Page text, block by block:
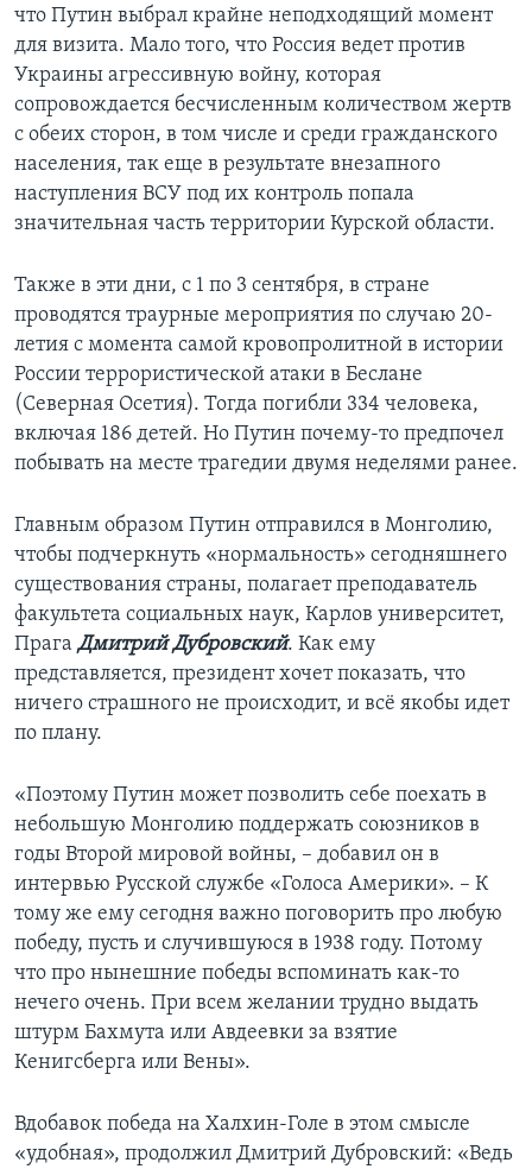
что Путин выбрал крайне неподходящий момент
для визита. Мало того, что Россия ведет против
Украины агрессивную войну, которая
сопровождается бесчисленным количеством жертв
с обеих сторон, в том числе и среди гражданского
населения, так еще в результате внезапного
наступления ВСУ под их контроль попала
значительная часть территории Курской области.
Также в эти дни, с 1 по 3 сентября, в стране
проводятся траурные мероприятия по случаю 20-
летия с момента самой кровопролитной в истории
России террористической атаки в Беслане
(Северная Осетия). Тогда погибли 334 человека,
включая 186 детей. Но Путин почему-то предпочел
побывать на месте трагедии двумя неделями ранее.
Главным образом Путин отправился в Монголию,
чтобы подчеркнуть «нормальность» сегодняшнего
существования страны, полагает преподаватель
факультета социальных наук, Карлов университет,
Прага Дмитрий Дубровский. Как ему
представляется, президент хочет показать, что
ничего страшного не происходит, и всё якобы идет
по плану.
«Поэтому Путин может позволить себе поехать в
небольшую Монголию поддержать союзников в
годы Второй мировой войны, – добавил он в
интервью Русской службе «Голоса Америки». – К
тому же ему сегодня важно поговорить про любую
победу, пусть и случившуюся в 1938 году. Потому
что про нынешние победы вспоминать как-то
нечего очень. При всем желании трудно выдать
штурм Бахмута или Авдеевки за взятие
Кенигсберга или Вены».
Вдобавок победа на Халхин-Голе в этом смысле
«удобная», продолжил Дмитрий Дубровский: «Ведь